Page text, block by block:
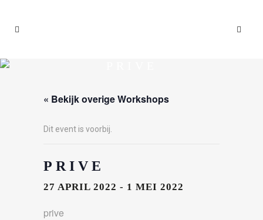
« Bekijk overige Workshops
Dit event is voorbij.
PRIVE
27 APRIL 2022 - 1 MEI 2022
prive